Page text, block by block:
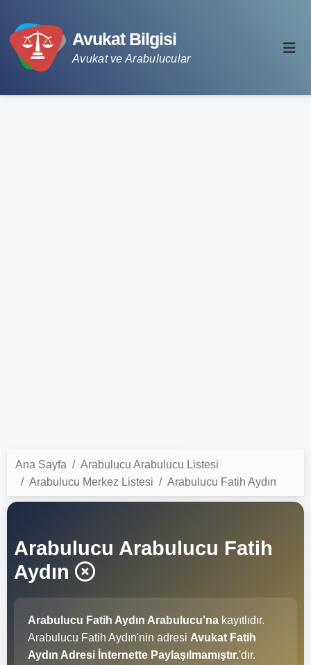
Avukat Bilgisi
Avukat ve Arabulucular
Ana Sayfa
Arabulucu Arabulucu Listesi
Arabulucu Merkez Listesi
Arabulucu Fatih Aydın
Arabulucu Arabulucu Fatih
Aydın
Arabulucu Fatih Aydın Arabulucu'na kayıtlıdır.
Arabulucu Fatih Aydın'nin adresi Avukat Fatih
Aydın Adresi İnternette Paylaşılmamıştır.'dır.